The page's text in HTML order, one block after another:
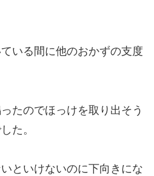
いる間に他のおかずの支度
たのでほっけを取り出そう
た。
といけないのに下向きにな